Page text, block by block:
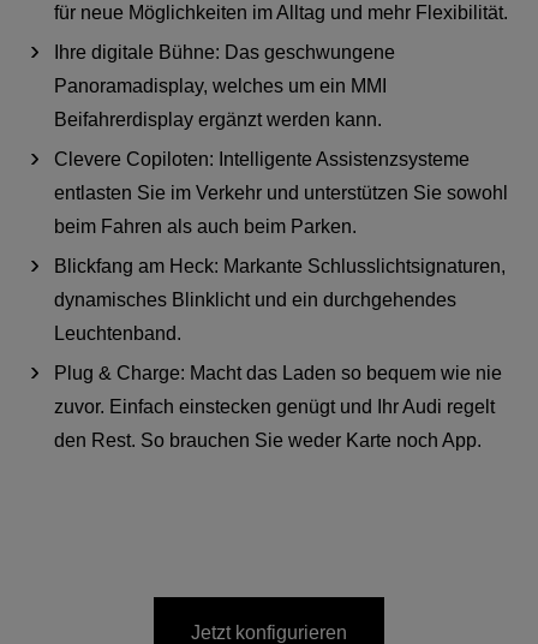
für neue Möglichkeiten im Alltag und mehr Flexibilität.
Ihre digitale Bühne: Das geschwungene
Panoramadisplay, welches um ein MMI
Beifahrerdisplay ergänzt werden kann.
Clevere Copiloten: Intelligente Assistenzsysteme
entlasten Sie im Verkehr und unterstützen Sie sowohl
beim Fahren als auch beim Parken.
Blickfang am Heck: Markante Schlusslichtsignaturen,
dynamisches Blinklicht und ein durchgehendes
Leuchtenband.
Plug & Charge: Macht das Laden so bequem wie nie
zuvor. Einfach einstecken genügt und Ihr Audi regelt
den Rest. So brauchen Sie weder Karte noch App.
Jetzt konfigurieren